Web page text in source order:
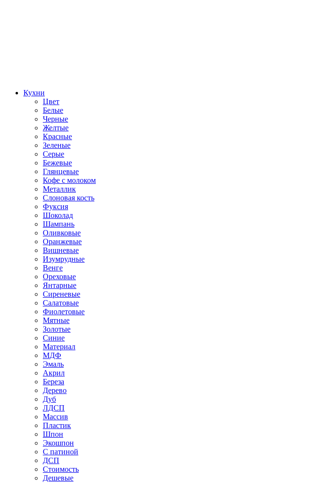
Кухни
Цвет
Белые
Черные
Желтые
Красные
Зеленые
Серые
Бежевые
Глянцевые
Кофе с молоком
Металлик
Слоновая кость
Фуксия
Шоколад
Шампань
Оливковые
Оранжевые
Вишневые
Изумрудные
Венге
Ореховые
Янтарные
Сиреневые
Салатовые
Фиолетовые
Мятные
Золотые
Синие
Материал
МДФ
Эмаль
Акрил
Береза
Дерево
Дуб
ЛДСП
Массив
Пластик
Шпон
Экошпон
С патиной
ДСП
Стоимость
Дешевые